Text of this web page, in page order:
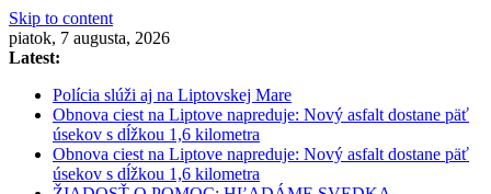
Skip to content
piatok, 7 augusta, 2026
Latest:
Polícia slúži aj na Liptovskej Mare
Obnova ciest na Liptove napreduje: Nový asfalt dostane päť
úsekov s dĺžkou 1,6 kilometra
Obnova ciest na Liptove napreduje: Nový asfalt dostane päť
úsekov s dĺžkou 1,6 kilometra